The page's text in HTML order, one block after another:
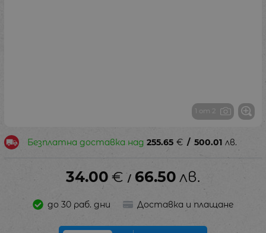
1 от 2
Безплатна доставка над 255.65 € / 500.01 лв.
34.00 € / 66.50 лв.
до 30 раб. дни Доставка и плащане